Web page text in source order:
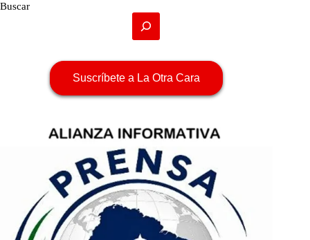
Buscar
Suscríbete a La Otra Cara